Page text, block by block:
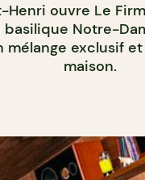
Henri ouvre Le
basilique Notre-
mélange exclusif
maison.